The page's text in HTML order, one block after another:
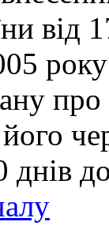
від
днів